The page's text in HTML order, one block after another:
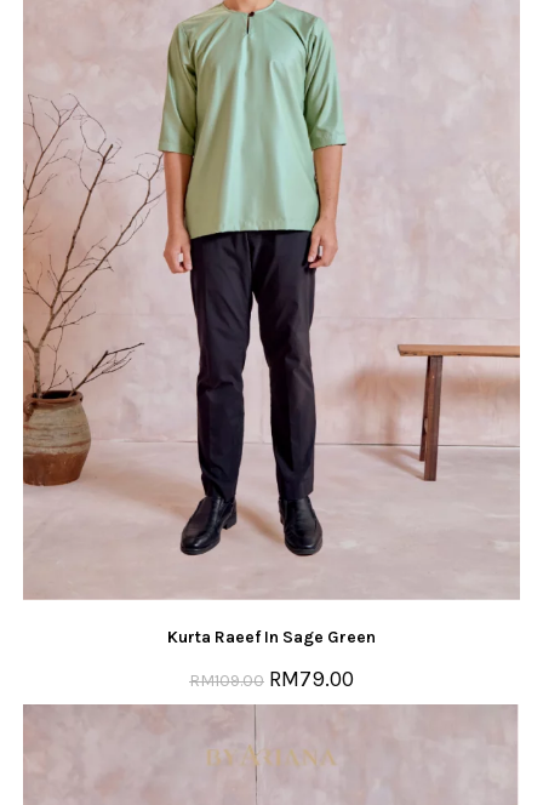
Kurta Raeef In Sage Green
RM109.00 RM79.00